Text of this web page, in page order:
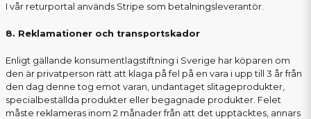
I vår returportal används Stripe som betalningsleverantör.
8. Reklamationer och transportskador
Enligt gällande konsumentlagstiftning i Sverige har köparen om
den är privatperson rätt att klaga på fel på en vara i upp till 3 år från
den dag denne tog emot varan, undantaget slitageprodukter,
specialbeställda produkter eller begagnade produkter. Felet
måste reklameras inom 2 månader från att det upptäcktes, annars